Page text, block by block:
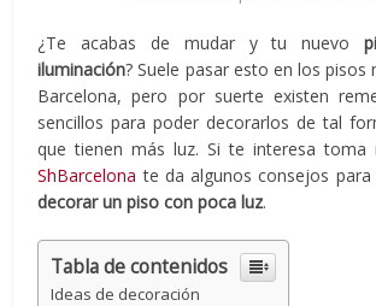
¿Te acabas de mudar y tu nuevo
iluminación? Suele pasar esto en los pisos
Barcelona, pero por suerte existen
sencillos para poder decorarlos de tal
que tienen más luz. Si te interesa toma
ShBarcelonate da algunos consejos para
decorar un piso con poca luz.
Tabla de contenidos
Ideas de decoración